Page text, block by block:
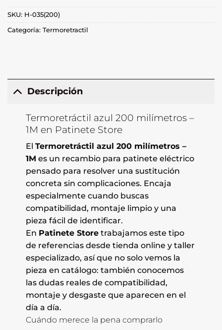
SKU: H-035(200)
Categoría: Termoretractil
Descripción
Termoretráctil azul 200 milímetros –
1M en Patinete Store
El Termoretráctil azul 200 milímetros –
1M es un recambio para patinete eléctrico
pensado para resolver una sustitución
concreta sin complicaciones. Encaja
especialmente cuando buscas
compatibilidad, montaje limpio y una
pieza fácil de identificar.
En Patinete Storetrabajamos este tipo
de referencias desde tienda online y taller
especializado, así que no solo vemos la
pieza en catálogo: también conocemos
las dudas reales de compatibilidad,
montaje y desgaste que aparecen en el
día a día.
Cuándo merece la pena comprarlo